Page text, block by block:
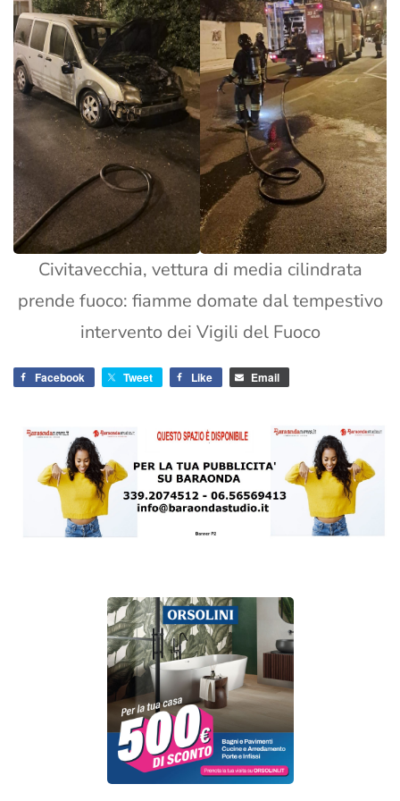
Civitavecchia, vettura di media cilindrata
prende fuoco: fiamme domate dal tempestivo
intervento dei Vigili del Fuoco
Facebook Tweet Like Email